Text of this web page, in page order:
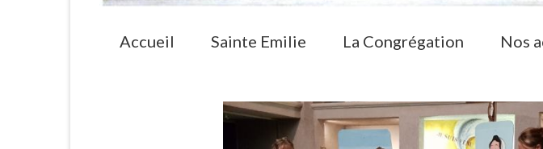
Accueil Sainte Emilie La Congrégation Nos